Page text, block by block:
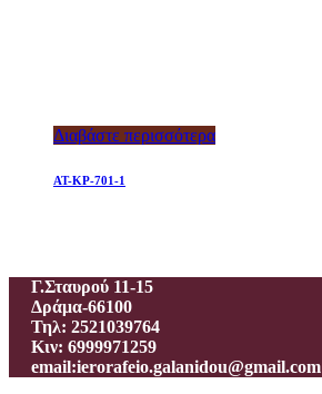
Διαβάστε περισσότερα
AT-KP-701-1
Γ.Σταυρού 11-15
Δράμα-66100
Τηλ: 2521039764
Κιν: 6999971259
email:ierorafeio.galanidou@gmail.com